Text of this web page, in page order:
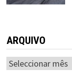
ARQUIVO
ARQUIVO